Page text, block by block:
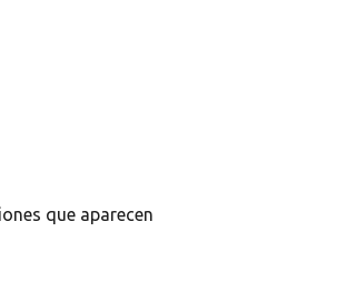
que aparecen